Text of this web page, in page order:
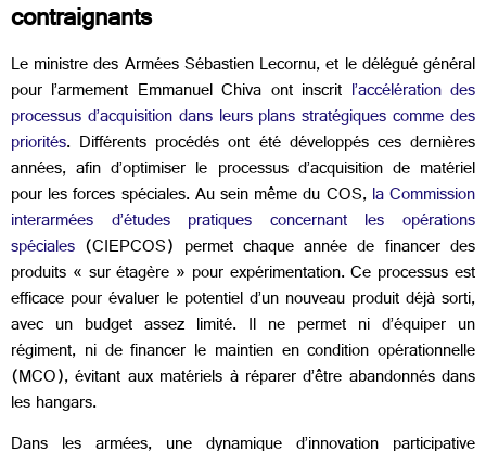
contraignants
Le ministre des Armées Sébastien Lecornu, et le délégué général
pour l’armement Emmanuel Chiva ont inscrit l’accélération des
processus d’acquisition dans leurs plans stratégiques comme des
priorités. Différents procédés ont été développés ces dernières
années, afin d’optimiser le processus d’acquisition de matériel
pour les forces spéciales. Au sein même du COS,la Commission
interarmées d’études pratiques concernant les opérations
spéciales (CIEPCOS) permet chaque année de financer des
produits « sur étagère » pour expérimentation. Ce processus est
efficace pour évaluer le potentiel d’un nouveau produit déjà sorti,
avec un budget assez limité. Il ne permet ni d’équiper un
régiment, ni de financer le maintien en condition opérationnelle
(MCO), évitant aux matériels à réparer d’être abandonnés dans
les hangars.